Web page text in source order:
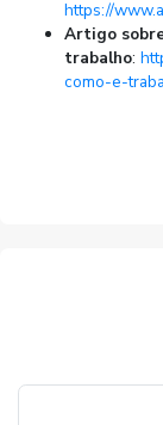
https://
Artigo
trabalho:
como-e-